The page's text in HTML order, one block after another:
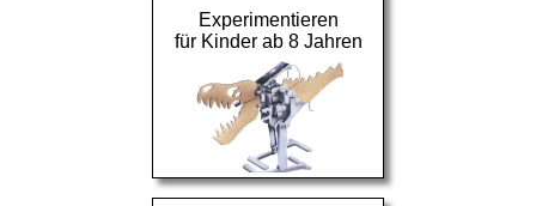
Experimentieren
für Kinder ab 8 Jahren